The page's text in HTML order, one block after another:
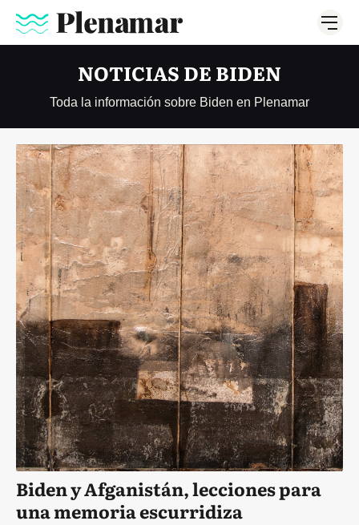
NOTICIAS DE BIDEN
Toda la información sobre Biden en Plenamar
Biden y Afganistán, lecciones para
una memoria escurridiza